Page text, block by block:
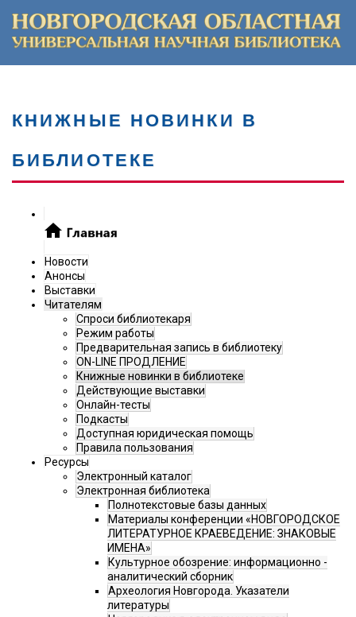
КНИЖНЫЕ НОВИНКИ В
БИБЛИОТЕКЕ
Новости
Анонсы
Выставки
Читателям
Спроси библиотекаря
Режим работы
Предварительная запись в библиотеку
ON-LINE ПРОДЛЕНИЕ
Книжные новинки в библиотеке
Действующие выставки
Онлайн-тесты
Подкасты
Доступная юридическая помощь
Правила пользования
Ресурсы
Электронный каталог
Электронная библиотека
Полнотекстовые базы данных
Материалы конференции «НОВГОРОДСКОЕ
ЛИТЕРАТУРНОЕ КРАЕВЕДЕНИЕ: ЗНАКОВЫЕ
ИМЕНА»
Культурное обозрение: информационно -
аналитический сборник
Археология Новгорода. Указатели
литературы